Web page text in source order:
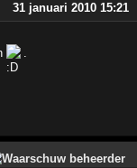
31 januari 2010 15:21
.